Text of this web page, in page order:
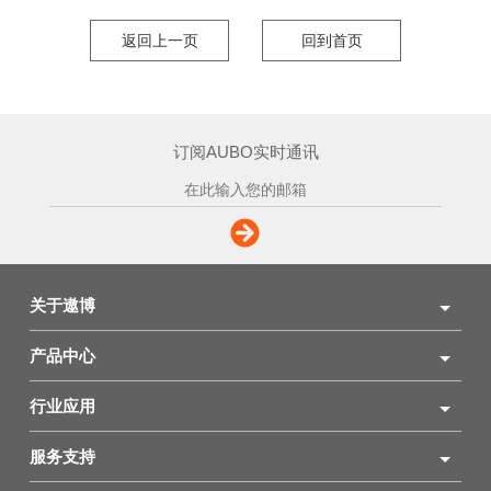
返回上一页 回到首页
订阅AUBO实时通讯
关于遨博
产品中心
行业应用
服务支持